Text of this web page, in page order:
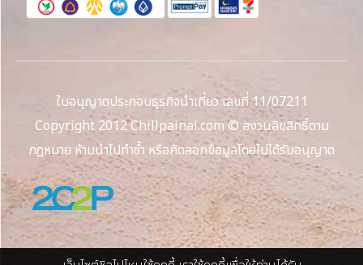
ใบอนุญาตประกอบธุรกิจนำเที่ยว เลขที่ 11/07211
Copyright 2012 Chillpainai.com © สงวนลิขสิทธิ์ตาม
กฎหมาย ห้ามนำไปทำซ้ำ หรือคัดลอกข้อมูลโดยไม่ได้รับอนุญาต